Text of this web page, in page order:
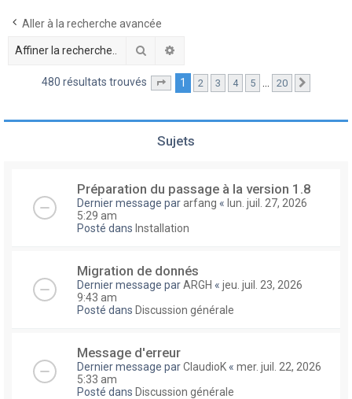
Aller à la recherche avancée
Rechercher
480 résultats trouvés Page sur20
1 2 3 4 5 … 20
Sujets
Préparation du passage à la version 1.8
Dernier message pararfang « lun. juil. 27, 2026
5:29 am
Posté dans Installation
Migration de donnés
Dernier message parARGH « jeu. juil. 23, 2026
9:43 am
Posté dans Discussion générale
Message d'erreur
Dernier message parClaudioK « mer. juil. 22, 2026
5:33 am
Posté dans Discussion générale